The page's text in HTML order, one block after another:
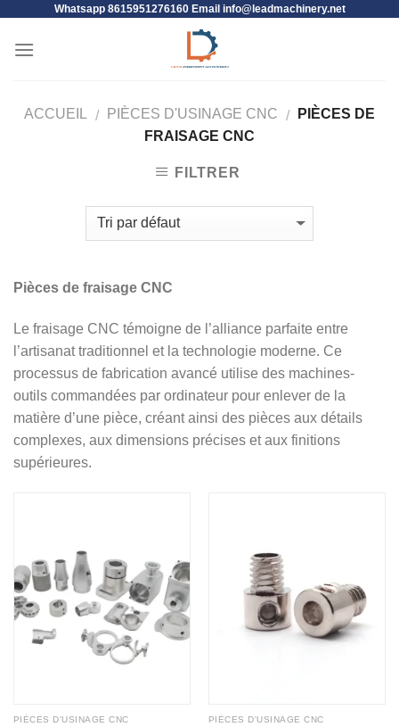
Whatsapp 8615951276160 Email info@leadmachinery.net
ACCUEIL / PIÈCES D'USINAGE CNC /
PIÈCES DE
FRAISAGE CNC
FILTRER
Pièces de fraisage CNC
Le fraisage CNC témoigne de l’alliance parfaite entre
l’artisanat traditionnel et la technologie moderne. Ce
processus de fabrication avancé utilise des machines-
outils commandées par ordinateur pour enlever de la
matière d’une pièce, créant ainsi des pièces aux détails
complexes, aux dimensions précises et aux finitions
supérieures.
PIÈCES D'USINAGE CNC PIÈCES D'USINAGE CNC